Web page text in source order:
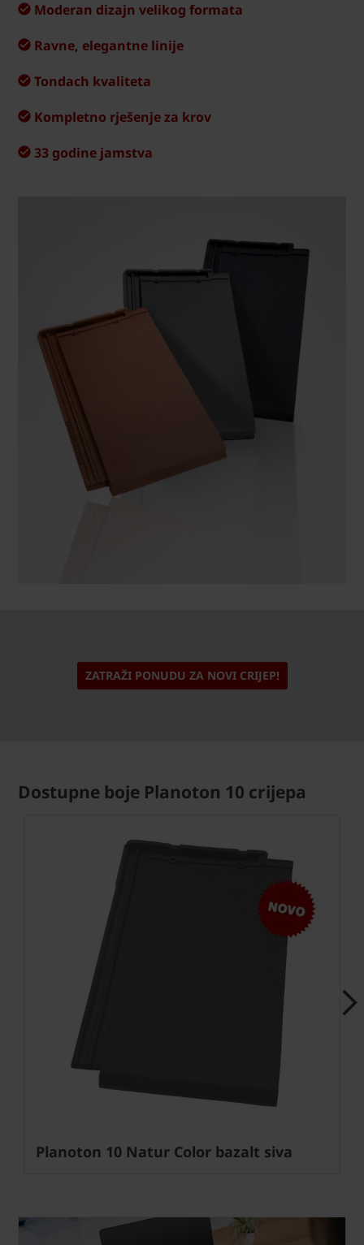
Moderan dizajn velikog formata
Ravne, elegantne linije
Tondach kvaliteta
Kompletno rješenje za krov
33 godine jamstva
ZATRAŽI PONUDU ZA NOVI CRIJEP!
Dostupne boje Planoton 10 crijepa
Planoton 10 Natur Color bazalt siva
Next